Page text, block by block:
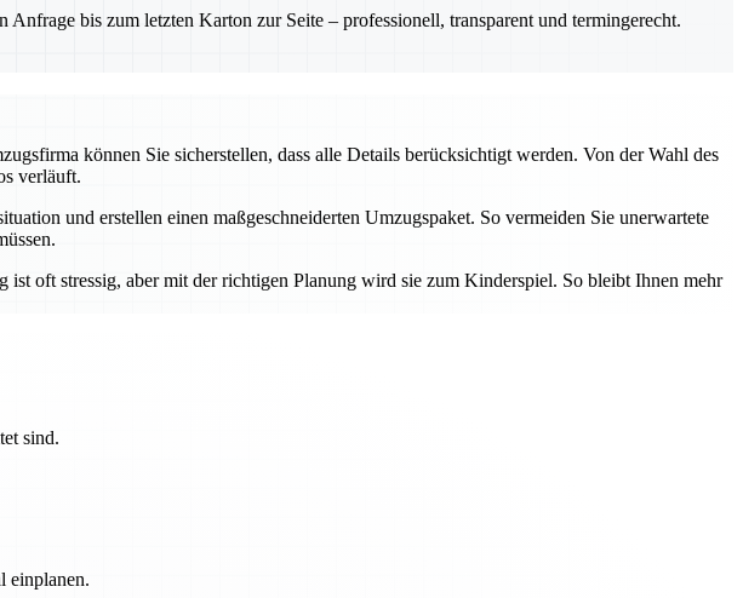
bis zum letzten Karton zur Seite – professionell, transparent und termingerecht.
können Sie sicherstellen, dass alle Details berücksichtigt werden. Von der Wahl des
verläuft.
und erstellen einen maßgeschneiderten Umzugspaket. So vermeiden Sie unerwartete
oft stressig, aber mit der richtigen Planung wird sie zum Kinderspiel. So bleibt Ihnen mehr
sind.
einplanen.